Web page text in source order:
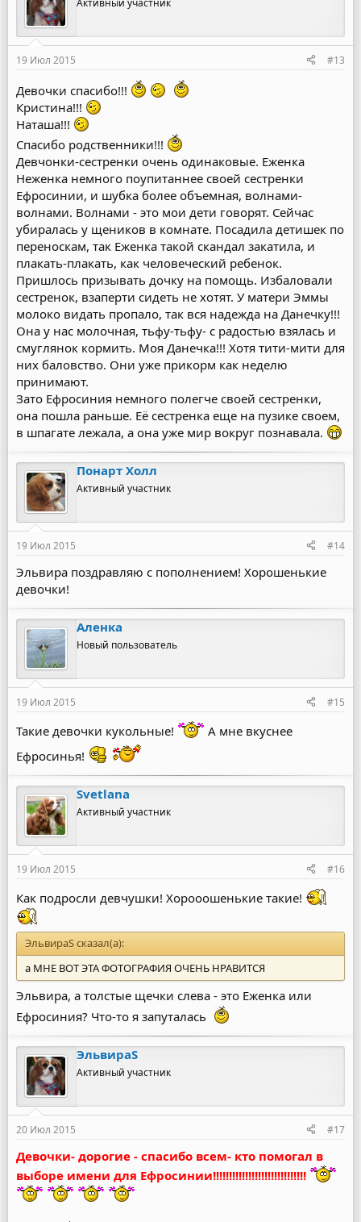
19 Июл 2015 #13
Девочки спасибо!!!
Кристина!!!
Наташа!!!
Спасибо родственники!!!
Девчонки-сестренки очень одинаковые. Еженка
Неженка немного поупитаннее своей сестренки
Ефросинии, и шубка более объемная, волнами-
волнами. Волнами - это мои дети говорят. Сейчас
убиралась у щеников в комнате. Посадила детишек по
переноскам, так Еженка такой скандал закатила, и
плакать-плакать, как человеческий ребенок.
Пришлось призывать дочку на помощь. Избаловали
сестренок, взаперти сидеть не хотят. У матери Эммы
молоко видать пропало, так вся надежда на Данечку!!!
Она у нас молочная, тьфу-тьфу- с радостью взялась и
смуглянок кормить. Моя Данечка!!! Хотя тити-мити для
них баловство. Они уже прикорм как неделю
принимают.
Зато Ефросиния немного полегче своей сестренки,
она пошла раньше. Её сестренка еще на пузике своем,
в шпагате лежала, а она уже мир вокруг познавала.
Понарт Холл
Активный участник
19 Июл 2015 #14
Эльвира поздравляю с пополнением! Хорошенькие
девочки!
Аленка
Новый пользователь
19 Июл 2015 #15
Такие девочки кукольные!
А мне вкуснее
Ефросинья!
Svetlana
Активный участник
19 Июл 2015 #16
Как подросли девчушки! Хорооошенькие такие!
ЭльвираS сказал(а):
а МНЕ ВОТ ЭТА ФОТОГРАФИЯ ОЧЕНЬ НРАВИТСЯ
Эльвира, а толстые щечки слева - это Еженка или
Ефросиния? Что-то я запуталась
ЭльвираS
Активный участник
20 Июл 2015 #17
Девочки- дорогие - спасибо всем- кто помогал в
выборе имени для Ефросинии!!!!!!!!!!!!!!!!!!!!!!!!!!!!!